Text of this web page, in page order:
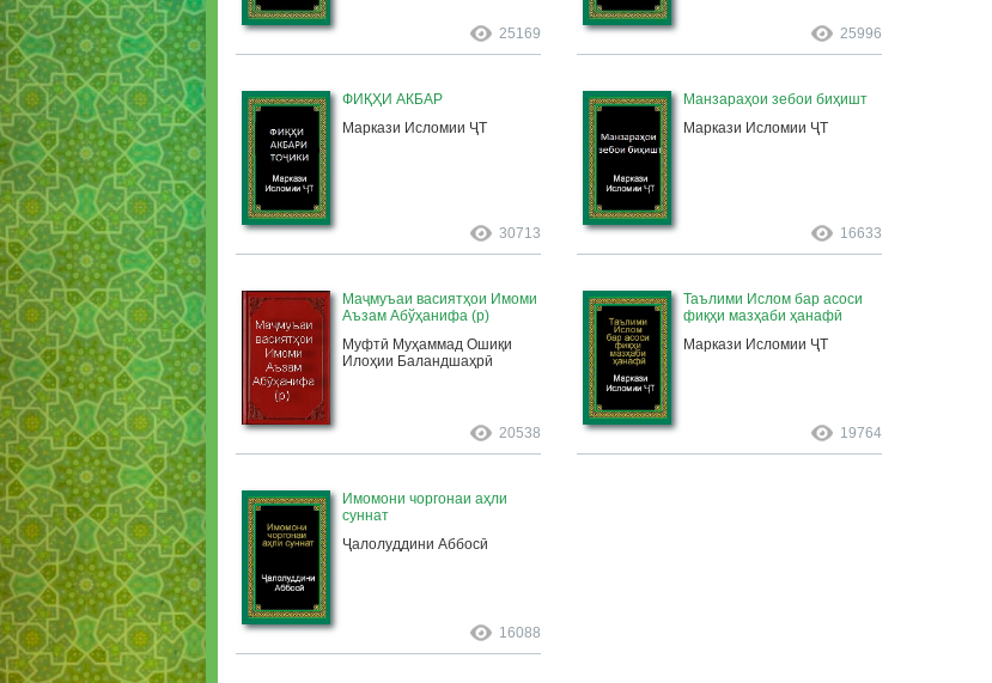
25169 25996
ФИҚҲИ АКБАР
Маркази Исломии ҶТ
30713
Манзараҳои зебои биҳишт
Маркази Исломии ҶТ
16633
Маҷмуъаи васиятҳои Имоми
Аъзам Абўҳанифа (р)
Муфтӣ Муҳаммад Ошиқи
Илоҳии Баландшаҳрӣ
20538
Таълими Ислом бар асоси
фиқҳи мазҳаби ҳанафӣ
Маркази Исломии ҶТ
19764
Имомони чоргонаи аҳли
суннат
Ҷалолуддини Аббосӣ
16088